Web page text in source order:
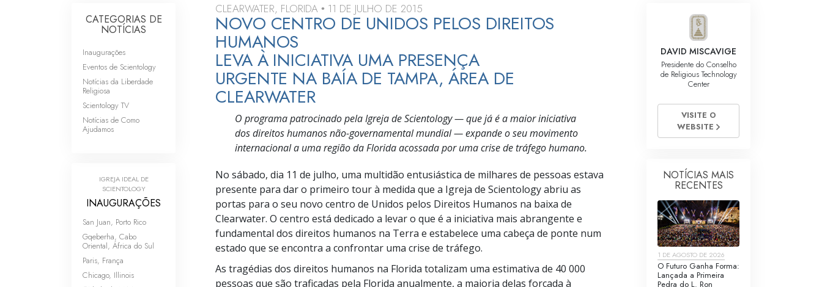
CLEARWATER, FLORIDA • 11 DE JULHO DE 2015
NOVO CENTRO DE UNIDOS PELOS DIREITOS
HUMANOS
LEVA À INICIATIVA UMA PRESENÇA
URGENTE NA BAÍA DE TAMPA, ÁREA DE
CLEARWATER
O programa patrocinado pela Igreja de Scientology — que já é a maior iniciativa
dos direitos humanosnão-governamentalmundial — expande o seu movimento
internacional a uma região da Florida acossada por uma crise de tráfego humano.
No sábado, dia 11 de julho, uma multidão entusiástica de milhares de pessoas estava
presente para dar o primeiro tour à medida que a Igreja de Scientology abriu as
portas para o seu novo centro de Unidos pelos Direitos Humanos na baixa de
Clearwater. O centro está dedicado a levar o que é a iniciativa mais abrangente e
fundamental dos direitos humanos na Terra e estabelece uma cabeça de ponte num
estado que se encontra a confrontar uma crise de tráfego.
As tragédias dos direitos humanos na Florida totalizam uma estimativa de 40 000
pessoas que são traficadas pela Florida anualmente, a maioria delas forçada à
CATEGORIAS DE
NOTÍCIAS
Inaugurações
Eventos de Scientology
Notícias da Liberdade
Religiosa
Scientology TV
Notícias de Como
Ajudamos
IGREJA IDEAL DE
SCIENTOLOGY
INAUGURAÇÕES
San Juan, Porto Rico
Gqeberha, Cabo
Oriental, África do Sul
Paris, França
Chicago, Illinois
DAVID MISCAVIGE
Presidente do Conselho
de Religious Technology
Center
VISITE O
WEBSITE
NOTÍCIAS MAIS
RECENTES
1 DE AGOSTO DE 2026
O Futuro Ganha Forma:
Lançada a Primeira
Pedra do L. Ron